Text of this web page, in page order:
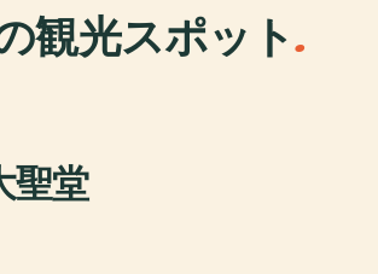
観光スポット.
聖堂